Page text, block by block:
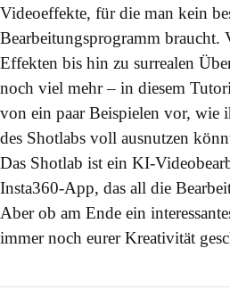
Videoeffekte, für die man kein
Bearbeitungsprogramm braucht.
Effekten bis hin zu surrealen
noch viel mehr – in diesem
von ein paar Beispielen vor, wie
des Shotlabs voll ausnutzen
Das Shotlab ist ein KI-
Insta360-App, das all die
Aber ob am Ende ein
immer noch eurer Kreativität